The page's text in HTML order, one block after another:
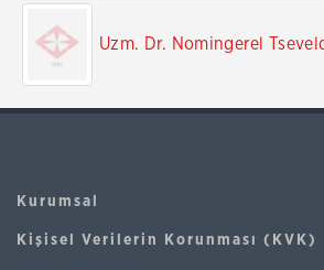
Uzm. Dr. Nomingerel
Kurumsal
Kişisel Verilerin Korunması (KVK)